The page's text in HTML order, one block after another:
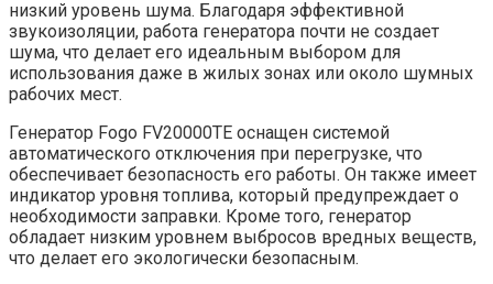
низкий уровень шума. Благодаря эффективной
звукоизоляции, работа генератора почти не создает
шума, что делает его идеальным выбором для
использования даже в жилых зонах или около шумных
рабочих мест.
Генератор Fogo FV20000TE оснащен системой
автоматического отключения при перегрузке, что
обеспечивает безопасность его работы. Он также имеет
индикатор уровня топлива, который предупреждает о
необходимости заправки. Кроме того, генератор
обладает низким уровнем выбросов вредных веществ,
что делает его экологически безопасным.